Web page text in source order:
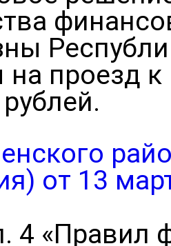
проезд
от 13
4 «Правил